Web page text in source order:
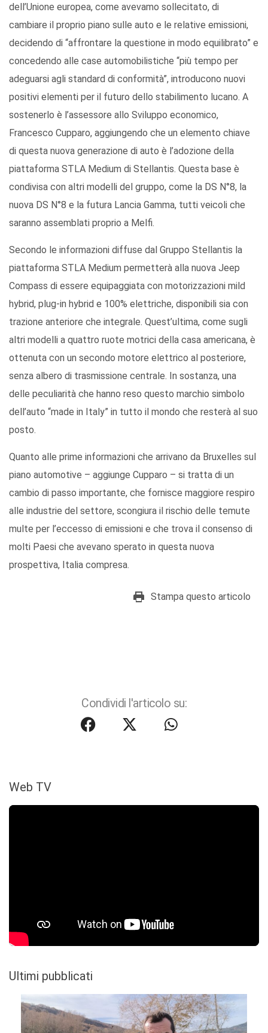
dell’Unione europea, come avevamo sollecitato, di
cambiare il proprio piano sulle auto e le relative emissioni,
decidendo di “affrontare la questione in modo equilibrato” e
concedendo alle case automobilistiche “più tempo per
adeguarsi agli standard di conformità”, introducono nuovi
positivi elementi per il futuro dello stabilimento lucano. A
sostenerlo è l’assessore allo Sviluppo economico,
Francesco Cupparo, aggiungendo che un elemento chiave
di questa nuova generazione di auto è l’adozione della
piattaforma STLA Medium di Stellantis. Questa base è
condivisa con altri modelli del gruppo, come la DS N°8, la
nuova DS N°8 e la futura Lancia Gamma, tutti veicoli che
saranno assemblati proprio a Melfi.
Secondo le informazioni diffuse dal Gruppo Stellantis la
piattaforma STLA Medium permetterà alla nuova Jeep
Compass di essere equipaggiata con motorizzazioni mild
hybrid, plug-in hybrid e 100% elettriche, disponibili sia con
trazione anteriore che integrale. Quest’ultima, come sugli
altri modelli a quattro ruote motrici della casa americana, è
ottenuta con un secondo motore elettrico al posteriore,
senza albero di trasmissione centrale. In sostanza, una
delle peculiarità che hanno reso questo marchio simbolo
dell’auto “made in Italy” in tutto il mondo che resterà al suo
posto.
Quanto alle prime informazioni che arrivano da Bruxelles sul
piano automotive – aggiunge Cupparo – si tratta di un
cambio di passo importante, che fornisce maggiore respiro
alle industrie del settore, scongiura il rischio delle temute
multe per l’eccesso di emissioni e che trova il consenso di
molti Paesi che avevano sperato in questa nuova
prospettiva, Italia compresa.
Stampa questo articolo
Condividi l'articolo su:
Web TV
Ultimi pubblicati